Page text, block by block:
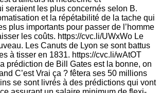
seraient les plus concernés selon B.
et la répétabilité de la tache qui
plus importants pour passer de l’homme
les coûts. https://cvc.li/UWxWo Le
Les Canuts de Lyon se sont battus
à tisser en 1831. https://cvc.li/wAtOT
prédiction de Bill Gates est la bonne, on
C’est Vrai ça ? fêtera ses 50 millions
se sont livrés à des prédictions qui vont